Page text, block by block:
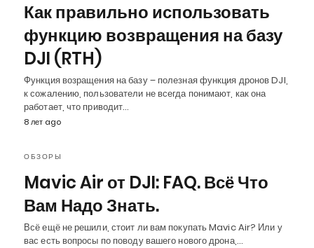
Как правильно использовать
функцию возвращения на базу
DJI (RTH)
Функция возращения на базу – полезная функция дронов DJI,
к сожалению, пользователи не всегда понимают, как она
работает, что приводит…
8 лет ago
ОБЗОРЫ
Mavic Air от DJI: FAQ. Всё Что
Вам Надо Знать.
Всё ещё не решили, стоит ли вам покупать Mavic Air? Или у
вас есть вопросы по поводу вашего нового дрона,…